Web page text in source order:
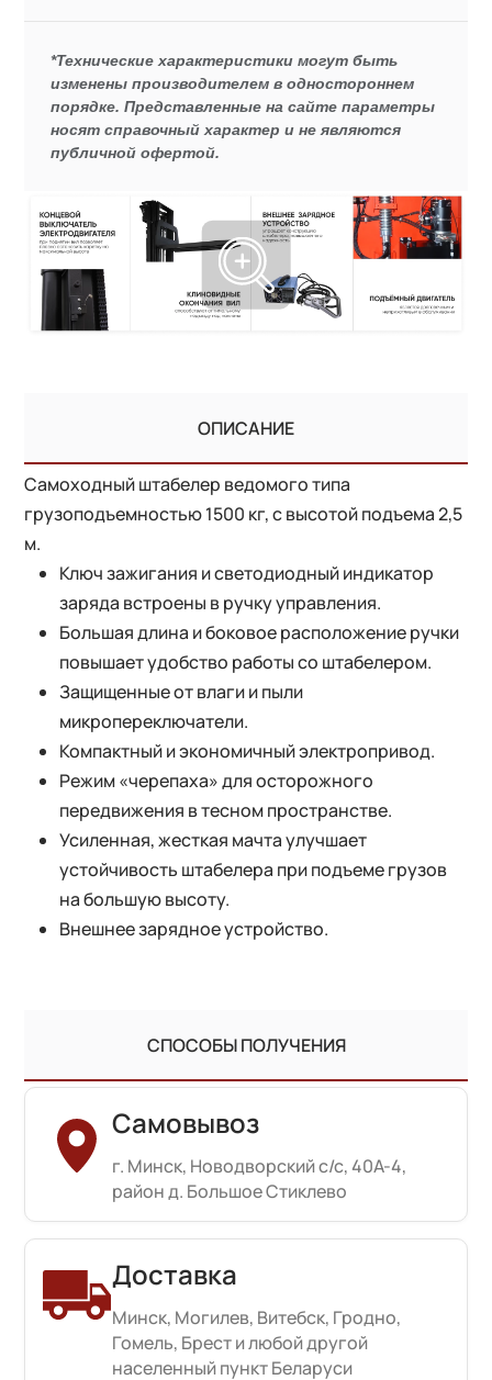
*Технические характеристики могут быть
изменены производителем в одностороннем
порядке. Представленные на сайте параметры
носят справочный характер и не являются
публичной офертой.
ОПИСАНИЕ
Самоходный штабелер ведомого типа
грузоподъемностью 1500 кг, с высотой подъема 2,5
м.
Ключ зажигания и светодиодный индикатор
заряда встроены в ручку управления.
Большая длина и боковое расположение ручки
повышает удобство работы со штабелером.
Защищенные от влаги и пыли
микропереключатели.
Компактный и экономичный электропривод.
Режим «черепаха» для осторожного
передвижения в тесном пространстве.
Усиленная, жесткая мачта улучшает
устойчивость штабелера при подъеме грузов
на большую высоту.
Внешнее зарядное устройство.
СПОСОБЫ ПОЛУЧЕНИЯ
Самовывоз
г. Минск, Новодворский с/с, 40А-4,
район д. Большое Стиклево
Доставка
Минск, Могилев, Витебск, Гродно,
Гомель, Брест и любой другой
населенный пункт Беларуси